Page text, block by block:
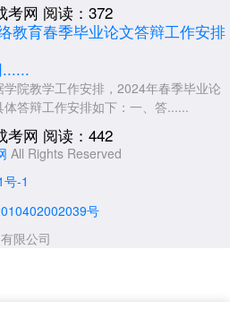
考网 阅读：372
院教学工作安排，2024年春季毕业论
答辩工作安排如下：一、答......
考网 阅读：442
All Rights Reserved
-1
号
限公司